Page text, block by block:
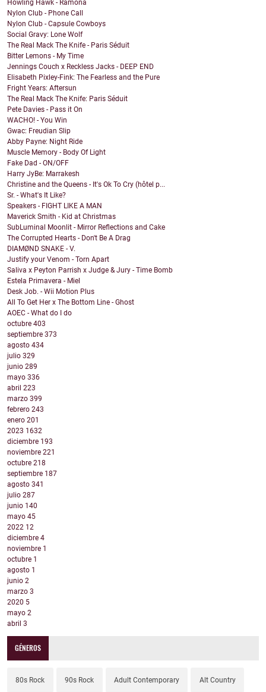
Howling Hawk - Ramona
Nylon Club - Phone Call
Nylon Club - Capsule Cowboys
Social Gravy: Lone Wolf
The Real Mack The Knife - Paris Séduit
Bitter Lemons - My Time
Jennings Couch x Reckless Jacks - DEEP END
Elisabeth Pixley-Fink: The Fearless and the Pure
Fright Years: Aftersun
The Real Mack The Knife: Paris Séduit
Pete Davies - Pass it On
WACHO! - You Win
Gwac: Freudian Slip
Abby Payne: Night Ride
Muscle Memory - Body Of Light
Fake Dad - ON/OFF
Harry JyBe: Marrakesh
Christine and the Queens - It's Ok To Cry (hôtel p...
Sr. - What's It Like?
Speakers - FIGHT LIKE A MAN
Maverick Smith - Kid at Christmas
SubLuminal Moonlit - Mirror Reflections and Cake
The Corrupted Hearts - Don't Be A Drag
DIAMØND SNAKE - V.
Justify your Venom - Torn Apart
Saliva x Peyton Parrish x Judge & Jury - Time Bomb
Estela Primavera - Miel
Desk Job. - Wii Motion Plus
All To Get Her x The Bottom Line - Ghost
AOEC - What do I do
octubre 403
septiembre 373
agosto 434
julio 329
junio 289
mayo 336
abril 223
marzo 399
febrero 243
enero 201
2023 1632
diciembre 193
noviembre 221
octubre 218
septiembre 187
agosto 341
julio 287
junio 140
mayo 45
2022 12
diciembre 4
noviembre 1
octubre 1
agosto 1
junio 2
marzo 3
2020 5
mayo 2
abril 3
GÉNEROS
80s Rock 90s Rock Adult Contemporary Alt Country